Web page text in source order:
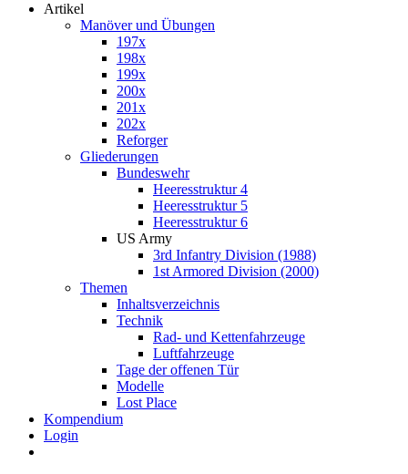
Artikel
Manöver und Übungen
197x
198x
199x
200x
201x
202x
Reforger
Gliederungen
Bundeswehr
Heeresstruktur 4
Heeresstruktur 5
Heeresstruktur 6
US Army
3rd Infantry Division (1988)
1st Armored Division (2000)
Themen
Inhaltsverzeichnis
Technik
Rad- und Kettenfahrzeuge
Luftfahrzeuge
Tage der offenen Tür
Modelle
Lost Place
Kompendium
Login